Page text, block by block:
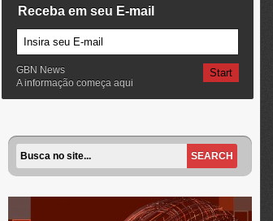
Receba em seu E-mail
GBN News
A informação começa aqui